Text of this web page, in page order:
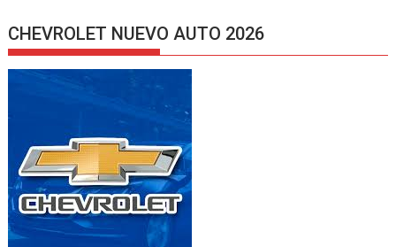
CHEVROLET NUEVO AUTO 2026